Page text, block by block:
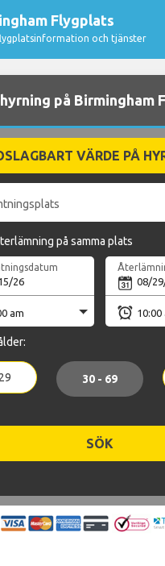
Flygplats
och tjänster
på Birmingham
VÄRDE PÅ
på samma plats
30 - 69
SÖK